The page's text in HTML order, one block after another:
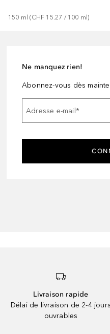
150 ml (CHF 15.27 / 100 ml)
Ne manquez rien!
Abonnez-vous dès
Adresse e-mail *
Livraison rapide
Délai de livraison de 2-4 jours
ouvrables